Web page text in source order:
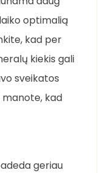
optimalią
kad per
kiekis gali
sveikatos
manote, kad
geriau